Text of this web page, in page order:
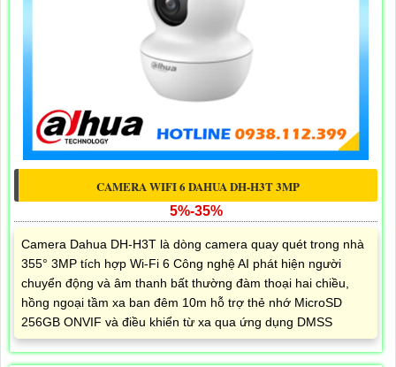
CAMERA WIFI 6 DAHUA DH-H3T 3MP
5%-35%
Camera Dahua DH-H3T là dòng camera quay quét trong nhà
355° 3MP tích hợp Wi-Fi 6 Công nghệ AI phát hiện người
chuyển động và âm thanh bất thường đàm thoại hai chiều,
hồng ngoại tầm xa ban đêm 10m hỗ trợ thẻ nhớ MicroSD
256GB ONVIF và điều khiển từ xa qua ứng dụng DMSS